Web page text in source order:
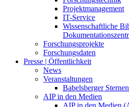
Projektmanagement
IT-Service
Wissenschaftliche
Forschungsprojekte
Forschungsdaten
Presse | Öffentlichkeit
News
Veranstaltungen
Babelsberger
AIP in den Medien
AIP in den Medien